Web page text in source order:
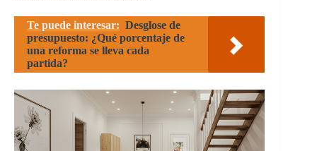
Te puede interesar: Desglose de
presupuesto: ¿Qué porcentaje de
una reforma se lleva cada
partida?